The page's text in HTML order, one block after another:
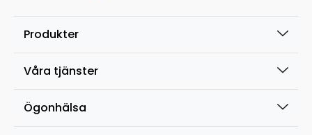
Produkter
Våra tjänster
Ögonhälsa